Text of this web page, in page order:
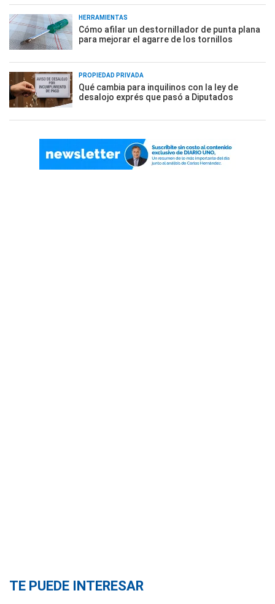
HERRAMIENTAS
Cómo afilar un destornillador de punta plana
para mejorar el agarre de los tornillos
PROPIEDAD PRIVADA
Qué cambia para inquilinos con la ley de
desalojo exprés que pasó a Diputados
TE PUEDE INTERESAR